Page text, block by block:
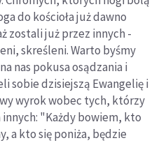
do kościoła już dawno
zostali już przez innych -
skreśleni. Warto byśmy
nas pokusa osądzania i
sobie dzisiejszą Ewangelię i
wyrok wobec tych, którzy
"Każdy bowiem, kto
a kto się poniża, będzie